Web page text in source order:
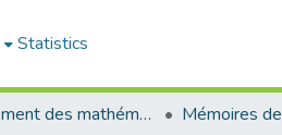
Statistics
Département des mathématiques et informatique Mémoires